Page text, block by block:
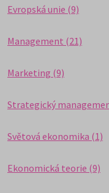
Evropská unie (9)
Management (21)
Marketing (9)
Strategický
Světová ekonomika (1)
Ekonomická teorie (9)